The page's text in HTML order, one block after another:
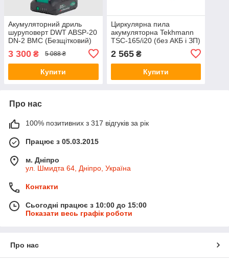
Акумуляторний дриль
шуруповерт DWT ABSP-20
DN-2 BMC (Безщітковий)
3 300 ₴ 5 088 ₴
Купити
Циркулярна пила
акумуляторна Tekhmann
TSC-165/i20 (без АКБ і ЗП)
2 565₴
Купити
Про нас
100% позитивних з 317 відгуків за рік
Працює з 05.03.2015
м. Дніпро
ул. Шмидта 64, Дніпро, Україна
Контакти
Сьогодні працює з 10:00 до 15:00
Показати весь графік роботи
Про нас